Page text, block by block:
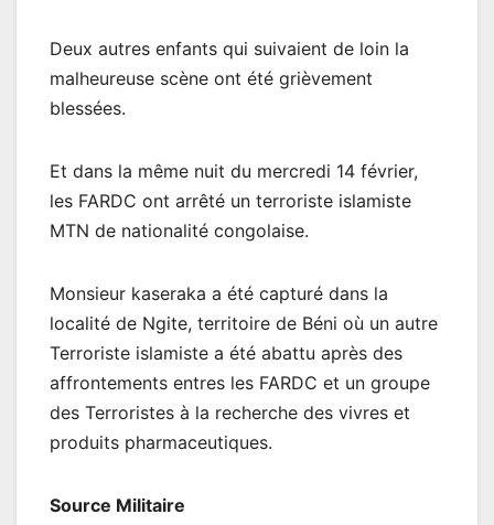
Deux autres enfants qui suivaient de loin la
malheureuse scène ont été grièvement
blessées.
Et dans la même nuit du mercredi 14 février,
les FARDC ont arrêté un terroriste islamiste
MTN de nationalité congolaise.
Monsieur kaseraka a été capturé dans la
localité de Ngite, territoire de Béni où un autre
Terroriste islamiste a été abattu après des
affrontements entres les FARDC et un groupe
des Terroristes à la recherche des vivres et
produits pharmaceutiques.
Source Militaire